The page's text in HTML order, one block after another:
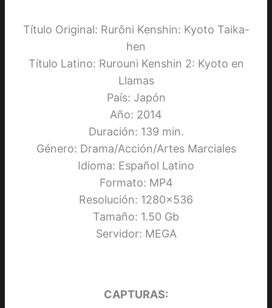
Título Original: Rurôni Kenshin: Kyoto Taika-
hen
Título Latino: Rurouni Kenshin 2: Kyoto en
Llamas
País: Japón
Año: 2014
Duración: 139 min.
Género: Drama/Acción/Artes Marciales
Idioma: Español Latino
Formato: MP4
Resolución: 1280×536
Tamaño: 1.50 Gb
Servidor: MEGA
CAPTURAS: